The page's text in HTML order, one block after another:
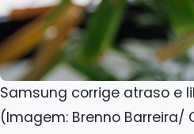
Samsung corrige atraso e
(Imagem: Brenno Barreira/